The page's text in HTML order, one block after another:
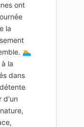
ont
la
🏊
la
dans
d'un